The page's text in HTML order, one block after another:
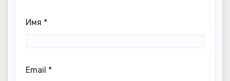
Имя *
Email *